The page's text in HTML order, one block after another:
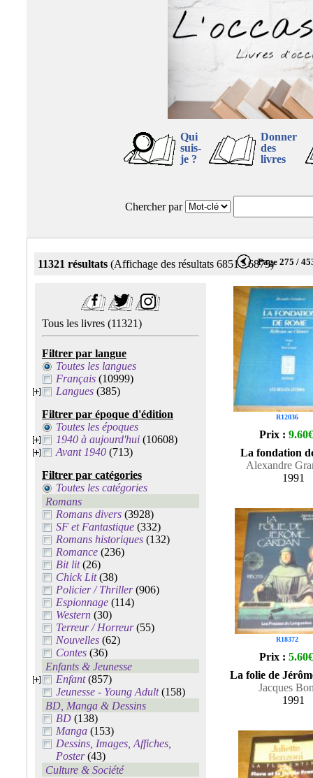
Qui
suis-
je ?
Donner
des
livres
Chercher par
11321 résultats (Affichage des résultats 6851 - 6875)Page 275 /
Tous les livres (11321)
Filtrer par langue
Toutes les langues
Français (10999)
Langues (385)
Filtrer par époque d'édition
Toutes les époques
1940 à aujourd'hui (10608)
Avant 1940 (713)
Filtrer par catégories
Toutes les catégories
Romans
Romans divers (3928)
SF et Fantastique (332)
Romans historiques (132)
Romance (236)
Bit lit(26)
Chick Lit(38)
Policier / Thriller(906)
Espionnage (114)
Western (30)
Terreur / Horreur(55)
Nouvelles (62)
Contes (36)
Enfants & Jeunesse
Enfant(857)
Jeunesse - Young Adult(158)
BD, Manga & Dessins
BD (138)
Manga (153)
Dessins, Images, Affiches,
Poster(43)
Culture & Société
R12036
Prix : 9.60€
La fondation
Alexandre
1991
R18372
Prix : 5.60€
La folie de
Jacques
1991